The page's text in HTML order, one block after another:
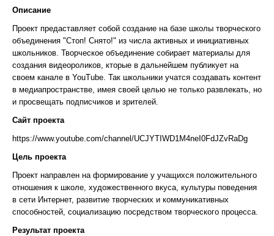
Описание
Проект предаставляет собой создание на базе школы творческого
объединения "Стоп! Снято!" из числа активных и инициативных
школьников. Творческое объединение собирает материалы для
создания видеороликов, кторые в дальнейшем публикует на
своем канале в YouTube. Так школьники учатся создавать контент
в медиапространстве, имея своей целью не только развлекать, но
и просвещать подписчиков и зрителей.
Сайт проекта
https://www.youtube.com/channel/UCJYTIWD1M4neI0FdJZvRaDg
Цель проекта
Проект направлен на формирование у учащихся положительного
отношения к школе, художественного вкуса, культуры поведения
в сети Интернет, развитие творческих и коммуникативных
способностей, социализацию посредством творческого процесса.
Результат проекта